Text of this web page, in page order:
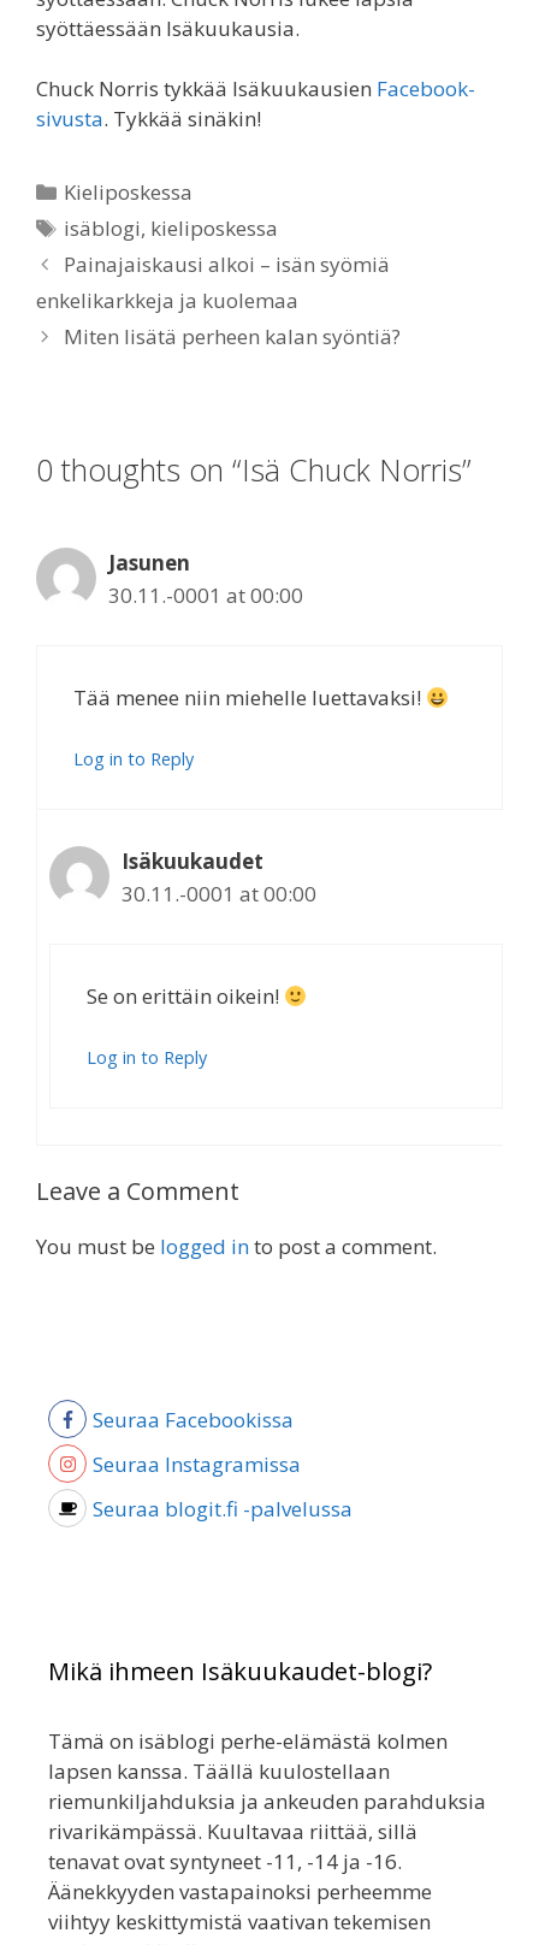
syöttäessään Isäkuukausia.
Chuck Norris tykkää Isäkuukausien Facebook-
sivusta. Tykkää sinäkin!
Categories
Kieliposkessa
Tags
isäblogi, kieliposkessa
Painajaiskausi alkoi – isän syömiä
enkelikarkkeja ja kuolemaa
Miten lisätä perheen kalan syöntiä?
0 thoughts on “Isä Chuck Norris”
Jasunen
30.11.-0001 at 00:00
Tää menee niin miehelle luettavaksi!
Log in to Reply
Isäkuukaudet
30.11.-0001 at 00:00
Se on erittäin oikein!
Log in to Reply
Leave a Comment
You must be logged into post a comment.
Seuraa Facebookissa
Seuraa Instagramissa
Seuraa blogit.fi -palvelussa
Mikä ihmeen Isäkuukaudet-blogi?
Tämä on isäblogi perhe-elämästä kolmen
lapsen kanssa. Täällä kuulostellaan
riemunkiljahduksia ja ankeuden parahduksia
rivarikämpässä. Kuultavaa riittää, sillä
tenavat ovat syntyneet -11, -14 ja -16.
Äänekkyyden vastapainoksi perheemme
viihtyy keskittymistä vaativan tekemisen